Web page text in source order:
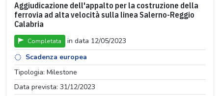
Aggiudicazione dell'appalto per la costruzione della
ferrovia ad alta velocità sulla linea Salerno-Reggio
Calabria
Completata
in data 12/05/2023
Scadenza europea
Tipologia: Milestone
Data prevista: 31/12/2023